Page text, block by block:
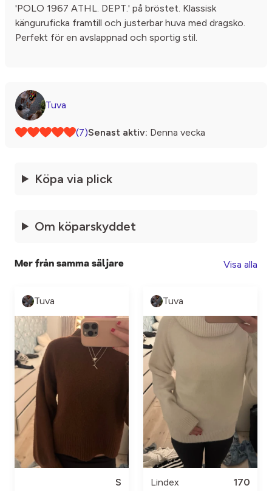
'POLO 1967 ATHL. DEPT.' på bröstet. Klassisk
känguruficka framtill och justerbar huva med dragsko.
Perfekt för en avslappnad och sportig stil.
Tuva
(7)Senast aktiv: Denna vecka
Köpa via plick
Om köparskyddet
Mer från samma säljare Visa alla
Tuva
S
Tuva
Lindex 170